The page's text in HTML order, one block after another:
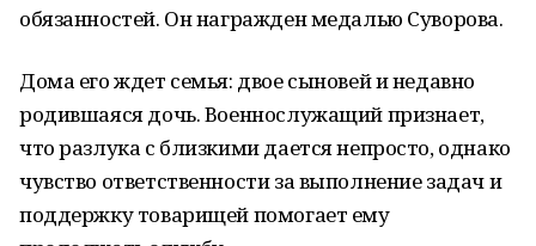
обязанностей. Он награжден медалью Суворова.
Дома его ждет семья: двое сыновей и недавно
родившаяся дочь. Военнослужащий признает,
что разлука с близкими дается непросто, однако
чувство ответственности за выполнение задач и
поддержку товарищей помогает ему